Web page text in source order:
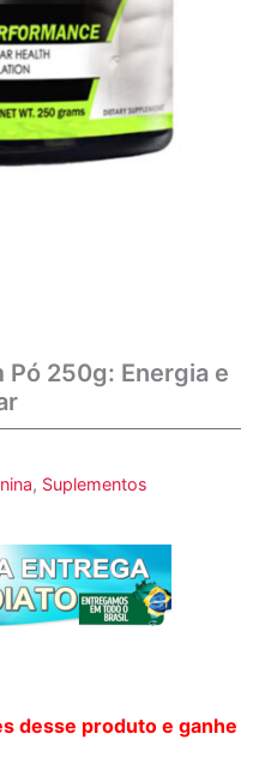
250g: Energia e
, Suplementos
desse produto e ganhe